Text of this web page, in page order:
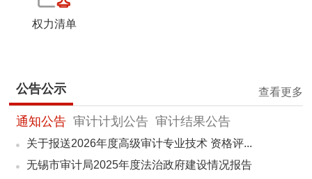
权力清单
公告公示 查看更多
通知公告 审计计划公告 审计结果公告
关于报送2026年度高级审计专业技术 资格评...
无锡市审计局2025年度法治政府建设情况报告